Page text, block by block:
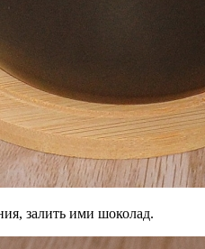
залить ими шоколад.